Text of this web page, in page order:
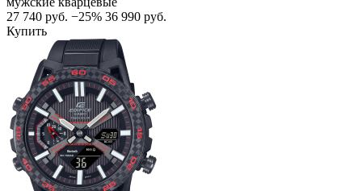
27 740 руб. −25% 36 990 руб.
Купить